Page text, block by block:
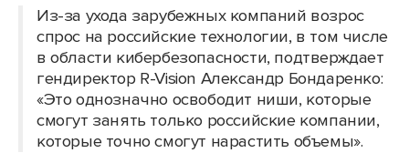
Из-за ухода зарубежных компаний возрос
спрос на российские технологии, в том числе
в области кибербезопасности, подтверждает
гендиректор R-Vision Александр Бондаренко:
«Это однозначно освободит ниши, которые
смогут занять только российские компании,
которые точно смогут нарастить объемы».